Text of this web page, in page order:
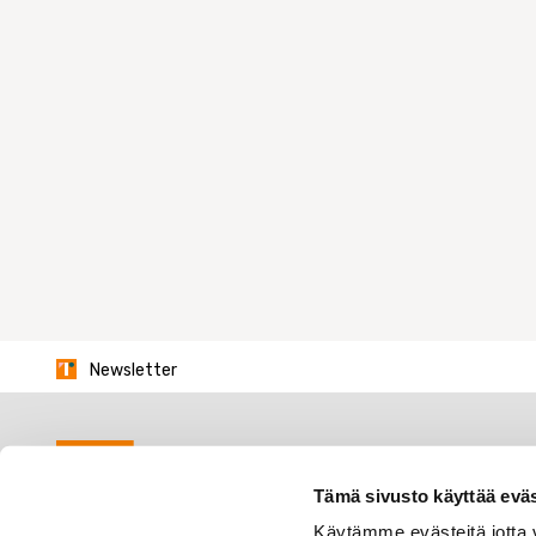
Tämä sivusto käyttää
Käytämme evästeitä jotta
Newsletter